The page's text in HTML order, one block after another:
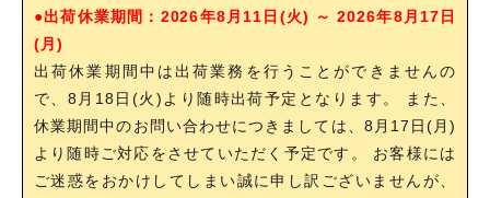
●出荷休業期間：2026年8月11日(火) ～ 2026年8月17日
(月)
出荷休業期間中は出荷業務を行うことができませんの
で、8月18日(火)より随時出荷予定となります。 また、
休業期間中のお問い合わせにつきましては、8月17日(月)
より随時ご対応をさせていただく予定です。 お客様には
ご迷惑をおかけしてしまい誠に申し訳ございませんが、